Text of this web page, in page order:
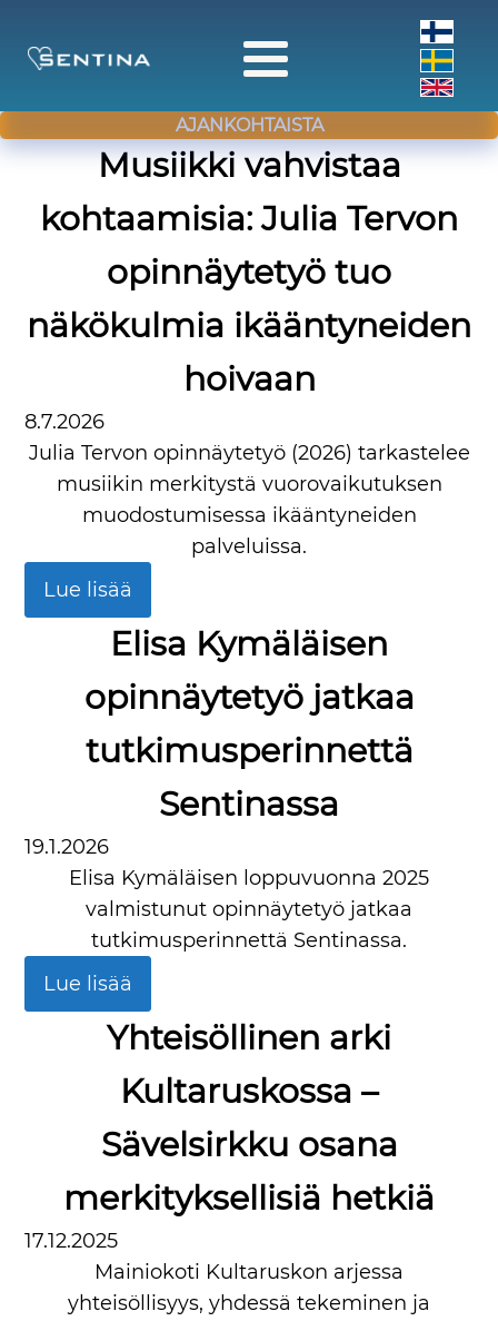
AJANKOHTAISTA
Musiikki vahvistaa
kohtaamisia: Julia Tervon
opinnäytetyö tuo
näkökulmia ikääntyneiden
hoivaan
8.7.2026
Julia Tervon opinnäytetyö (2026) tarkastelee
musiikin merkitystä vuorovaikutuksen
muodostumisessa ikääntyneiden
palveluissa.
Lue lisää
Elisa Kymäläisen
opinnäytetyö jatkaa
tutkimusperinnettä
Sentinassa
19.1.2026
Elisa Kymäläisen loppuvuonna 2025
valmistunut opinnäytetyö jatkaa
tutkimusperinnettä Sentinassa.
Lue lisää
Yhteisöllinen arki
Kultaruskossa –
Sävelsirkku osana
merkityksellisiä hetkiä
17.12.2025
Mainiokoti Kultaruskon arjessa
yhteisöllisyys, yhdessä tekeminen ja